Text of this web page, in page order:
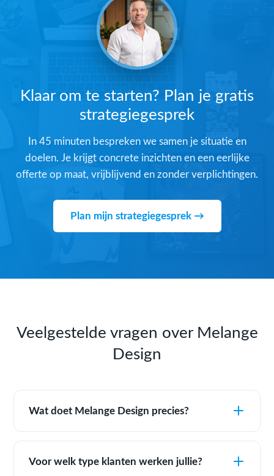
Klaar om te starten? Plan je gratis
strategiegesprek
In 45 minuten bespreken we samen je situatie en
doelen. Je krijgt concrete inzichten en een eerlijke
offerte op maat, vrijblijvend en zonder verplichtingen.
Plan mijn strategiegesprek →
Veelgestelde vragen over Melange
Design
Wat doet Melange Design precies?
Voor welk type klanten werken jullie?